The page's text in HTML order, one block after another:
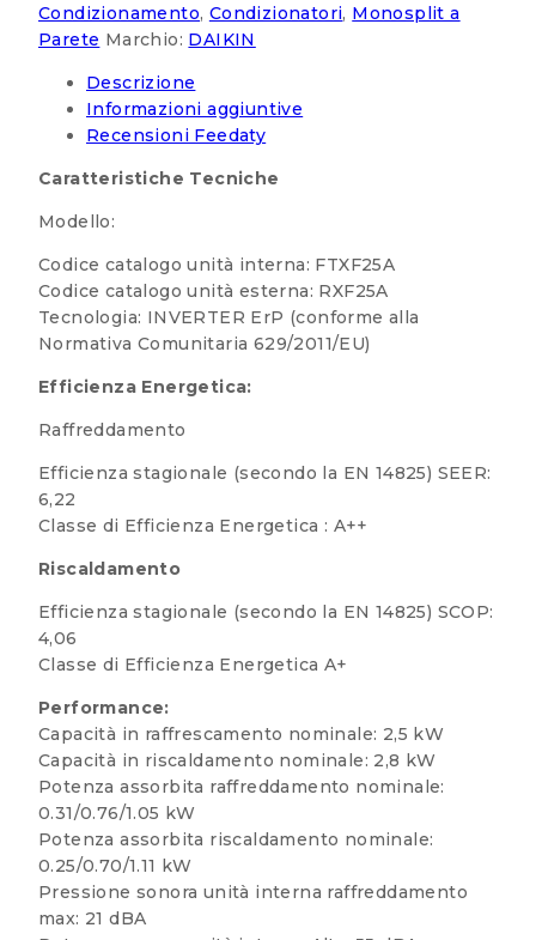
Condizionamento, Condizionatori, Monosplit a
Parete Marchio: DAIKIN
Descrizione
Informazioni aggiuntive
Recensioni Feedaty
Caratteristiche Tecniche
Modello:
Codice catalogo unità interna: FTXF25A
Codice catalogo unità esterna: RXF25A
Tecnologia: INVERTER ErP (conforme alla
Normativa Comunitaria 629/2011/EU)
Efficienza Energetica:
Raffreddamento
Efficienza stagionale (secondo la EN 14825) SEER:
6,22
Classe di Efficienza Energetica : A++
Riscaldamento
Efficienza stagionale (secondo la EN 14825) SCOP:
4,06
Classe di Efficienza Energetica A+
Performance:
Capacità in raffrescamento nominale: 2,5 kW
Capacità in riscaldamento nominale: 2,8 kW
Potenza assorbita raffreddamento nominale:
0.31/0.76/1.05 kW
Potenza assorbita riscaldamento nominale:
0.25/0.70/1.11 kW
Pressione sonora unità interna raffreddamento
max: 21 dBA